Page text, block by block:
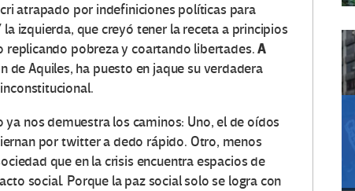
atrapado por indefiniciones políticas para
izquierda, que creyó tener la receta a principios
pobreza y coartando libertades.A
de Aquiles, ha puesto en jaque su verdadera
nos demuestra los caminos: Uno, el de oídos
por twitter a dedo rápido. Otro, menos
que en la crisis encuentra espacios de
social. Porque la paz social solo se logra con